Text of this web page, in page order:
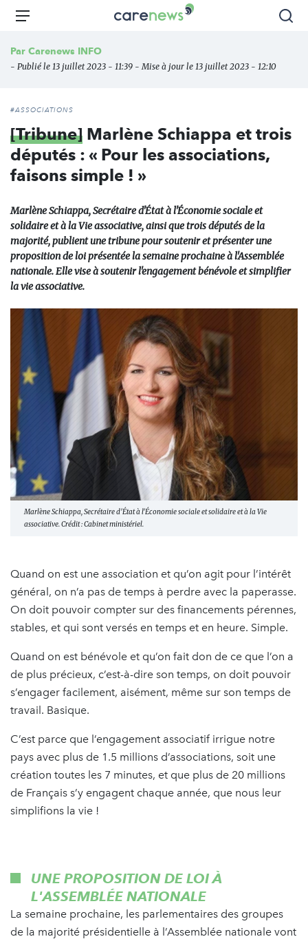
Aller
principal
Carenews,
des
Menu
Par Carenews INFO
- Publié le 13 juillet 2023 - 11:39 - Mise à jour le 13 juillet 2023 - 12:10
#ASSOCIATIONS
[Tribune] Marlène Schiappa et trois
députés : « Pour les associations,
faisons simple ! »
Marlène Schiappa, Secrétaire d'État à l'Économie sociale et
solidaire et à la Vie associative, ainsi que trois députés de la
majorité, publient une tribune pour soutenir et présenter une
proposition de loi présentée la semaine prochaine à l'Assemblée
nationale. Elle vise à soutenir l'engagement bénévole et simplifier
la vie associative.
Marlène Schiappa, Secrétaire d'État à l'Économie sociale et solidaire et à la Vie
associative. Crédit : Cabinet ministériel.
Quand on est une association et qu’on agit pour l’intérêt
général, on n’a pas de temps à perdre avec la paperasse.
On doit pouvoir compter sur des financements pérennes,
stables, et qui sont versés en temps et en heure. Simple.
Quand on est bénévole et qu’on fait don de ce que l’on a
de plus précieux, c’est-à-dire son temps, on doit pouvoir
s’engager facilement, aisément, même sur son temps de
travail. Basique.
C’est parce que l’engagement associatif irrigue notre
pays avec plus de 1.5 millions d’associations, soit une
création toutes les 7 minutes, et que plus de 20 millions
de Français s’y engagent chaque année, que nous leur
simplifions la vie !
UNE PROPOSITION DE LOI À
L'ASSEMBLÉE NATIONALE
La semaine prochaine, les parlementaires des groupes
de la majorité présidentielle à l’Assemblée nationale vont